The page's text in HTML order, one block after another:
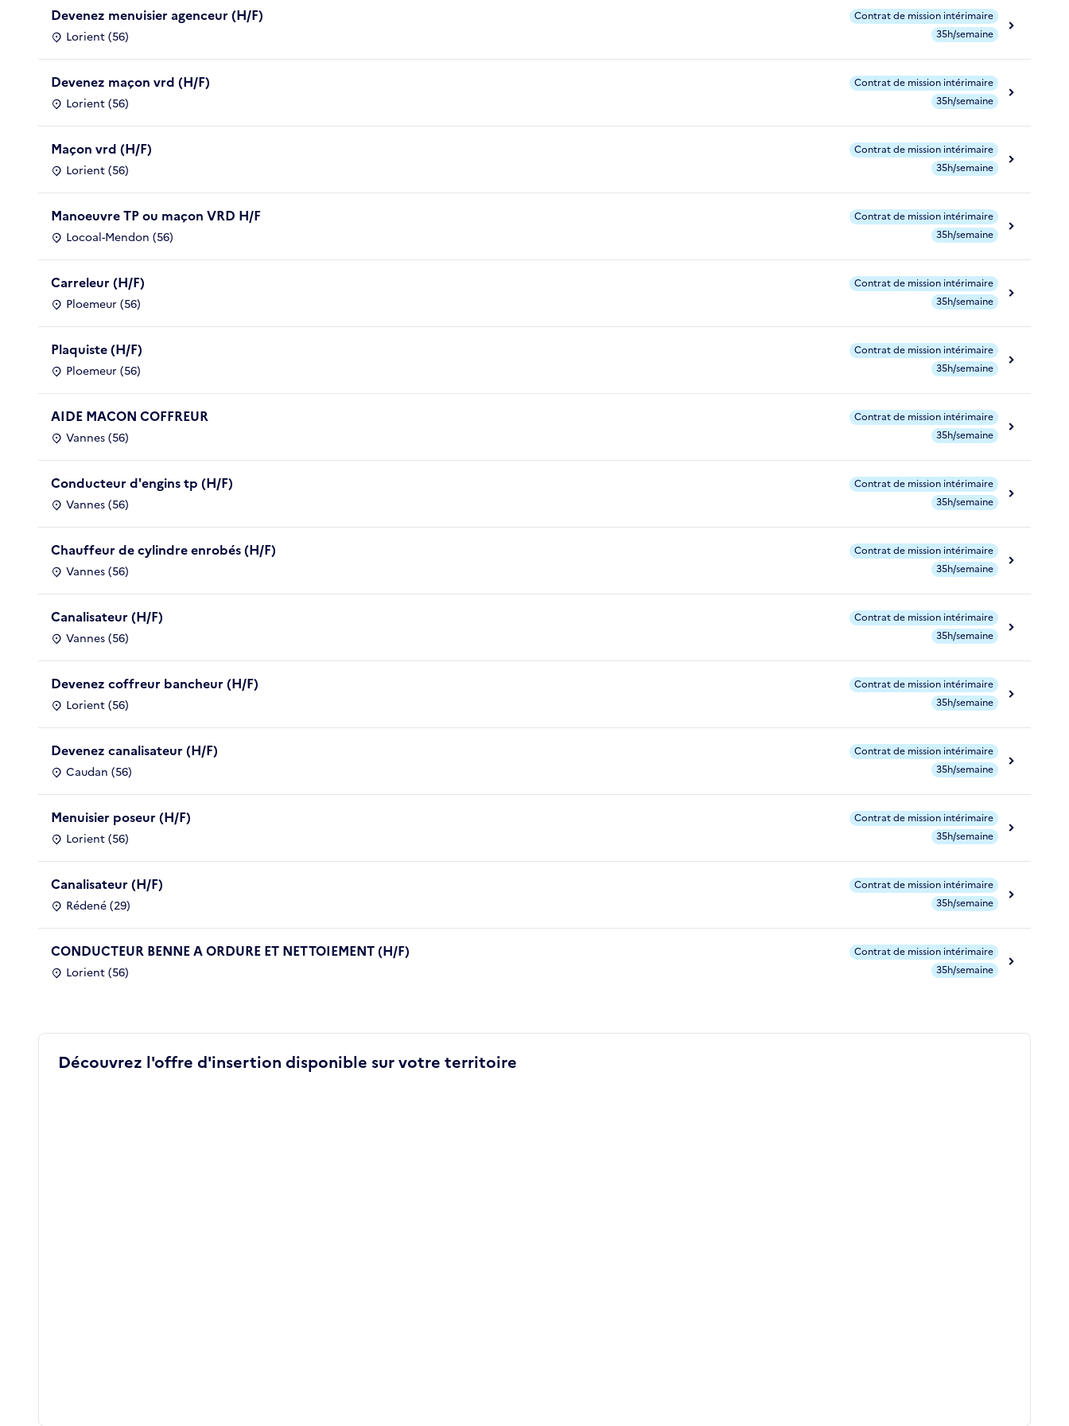
Devenez menuisier agenceur (H/F)
Lorient (56)
Contrat de mission intérimaire
35h/semaine
Devenez maçon vrd (H/F)
Lorient (56)
Contrat de mission intérimaire
35h/semaine
Maçon vrd (H/F)
Lorient (56)
Contrat de mission intérimaire
35h/semaine
Manoeuvre TP ou maçon VRD H/F
Locoal-Mendon (56)
Contrat de mission intérimaire
35h/semaine
Carreleur (H/F)
Ploemeur (56)
Contrat de mission intérimaire
35h/semaine
Plaquiste (H/F)
Ploemeur (56)
Contrat de mission intérimaire
35h/semaine
AIDE MACON COFFREUR
Vannes (56)
Contrat de mission intérimaire
35h/semaine
Conducteur d'engins tp (H/F)
Vannes (56)
Contrat de mission intérimaire
35h/semaine
Chauffeur de cylindre enrobés (H/F)
Vannes (56)
Contrat de mission intérimaire
35h/semaine
Canalisateur (H/F)
Vannes (56)
Contrat de mission intérimaire
35h/semaine
Devenez coffreur bancheur (H/F)
Lorient (56)
Contrat de mission intérimaire
35h/semaine
Devenez canalisateur (H/F)
Caudan (56)
Contrat de mission intérimaire
35h/semaine
Menuisier poseur (H/F)
Lorient (56)
Contrat de mission intérimaire
35h/semaine
Canalisateur (H/F)
Rédené (29)
Contrat de mission intérimaire
35h/semaine
CONDUCTEUR BENNE A ORDURE ET NETTOIEMENT (H/F)
Lorient (56)
Contrat de mission intérimaire
35h/semaine
Découvrez l'offre d'insertion disponible sur votre territoire